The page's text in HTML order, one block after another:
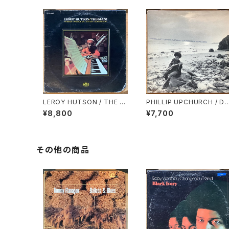
LEROY HUTSON / THE M
AN!
¥8,800
PHILLIP UPCHURCH / DA
RKNESS, DARKNESS
¥7,700
その他の商品